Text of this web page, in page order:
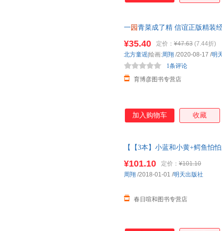
一园 青菜成了精 信谊正版精装
¥35.40 定价： ¥47.63 (7.44折)
育博彦图书专营店
1条评论
北方童谣|绘画:周翔 /2020-08-17 /明
加入购物车 收藏
【【3本】小蓝和小黄+鳄鱼怕
当客服
¥101.10 定价： ¥101.10
春日喧和图书专营店
周翔 /2018-01-01 /明天出版社